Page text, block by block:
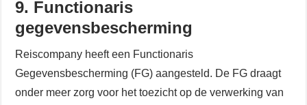
9. Functionaris
gegevensbescherming
Reiscompany heeft een Functionaris
Gegevensbescherming (FG) aangesteld. De FG draagt
onder meer zorg voor het toezicht op de verwerking van